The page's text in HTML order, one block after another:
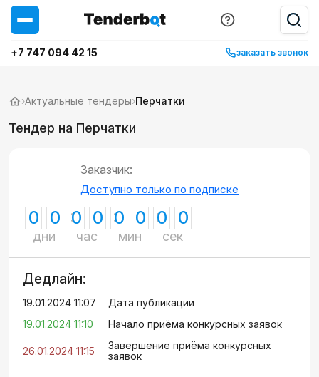
+7 747 094 42 15 заказать звонок
›Актуальные тендеры›Перчатки
Тендер на Перчатки
Заказчик:
Доступно только по подписке
0 0
дни
0 0
час
0 0
мин
0 0
сек
Дедлайн:
19.01.2024 11:07
Дата публикации
19.01.2024 11:10
Начало приёма конкурсных заявок
26.01.2024 11:15
Завершение приёма конкурсных
заявок